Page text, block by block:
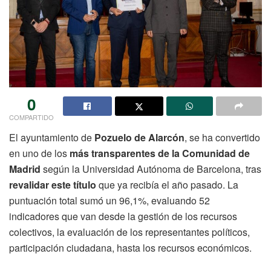
0
COMPARTIDO
El ayuntamiento de Pozuelo de Alarcón, se ha convertido
en uno de los más transparentes de la Comunidad de
Madrid según la Universidad Autónoma de Barcelona, tras
revalidar este título que ya recibía el año pasado. La
puntuación total sumó un 96,1%, evaluando 52
indicadores que van desde la gestión de los recursos
colectivos, la evaluación de los representantes políticos,
participación ciudadana, hasta los recursos económicos.